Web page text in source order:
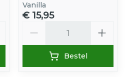
Vanilla
€ 15,95
Bestel